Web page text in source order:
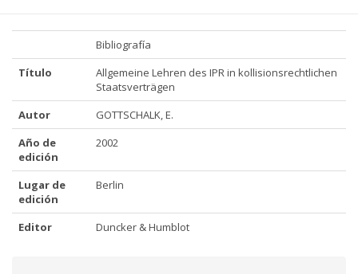
Bibliografía
Título
Allgemeine Lehren des IPR in kollisionsrechtlichen
Staatsverträgen
Autor
GOTTSCHALK, E.
Año de
edición
2002
Lugar de
edición
Berlin
Editor Duncker & Humblot